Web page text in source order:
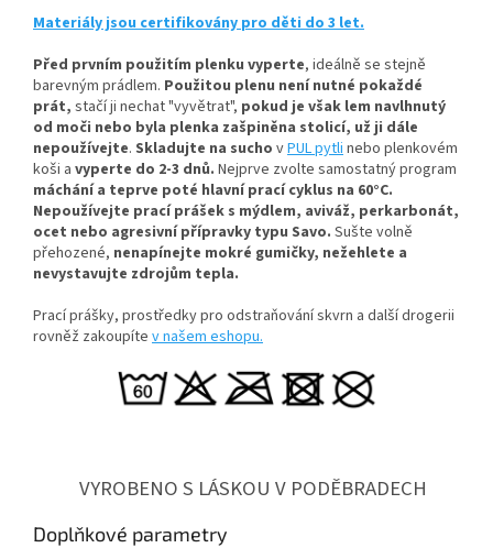
Materiály jsou certifikovány pro děti do 3 let.
Před prvním použitím plenku vyperte, ideálně se stejně
barevným prádlem. Použitou plenu není nutné pokaždé
prát, stačí ji nechat "vyvětrat", pokud je však lem navlhnutý
od moči nebo byla plenka zašpiněna stolicí, už ji dále
nepoužívejte. Skladujte na sucho vPUL pytlinebo plenkovém
koši a vyperte do 2-3 dnů. Nejprve zvolte samostatný program
máchání a teprve poté hlavní prací cyklus na 60°C.
Nepoužívejte prací prášek s mýdlem, aviváž, perkarbonát,
ocet nebo agresivní přípravky typu Savo. Sušte volně
přehozené, nenapínejte mokré gumičky, nežehlete a
nevystavujte zdrojům tepla.
Prací prášky, prostředky pro odstraňování skvrn a další drogerii
rovněž zakoupíte v našem eshopu.
VYROBENO S LÁSKOU V PODĚBRADECH
Doplňkové parametry